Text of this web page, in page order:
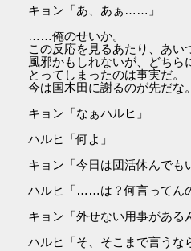
キョン「あ、あぁ……」
……俺のせいか。
この反応を見るあたり、あ
風邪かもしれないが、どちら
とってしまったのは事実だ。
今は国木田に謝るのが先だな。
キョン「なぁハルヒ」
ハルヒ「何よ」
キョン「今日は団活休んでも
ハルヒ「……は？何言ってん
キョン「外せない用事がある
ハルヒ「そ、そこまで言う